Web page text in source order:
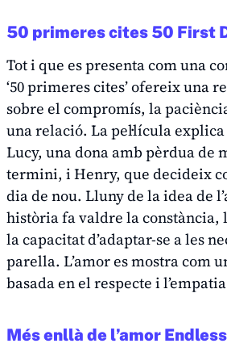
50 primeres cites 50 First
Tot i que es presenta com una
‘50 primeres cites’ ofereix una
sobre el compromís, la
una relació. La pel·lícula
Lucy, una dona amb pèrdua de
termini, i Henry, que decideix
dia de nou. Lluny de la idea de
història fa valdre la constància,
la capacitat d’adaptar-se a les
parella. L’amor es mostra com
basada en el respecte i
Més enllà de l’amor